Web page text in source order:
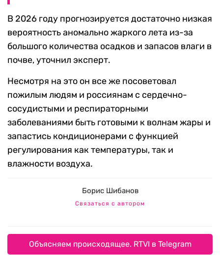
В 2026 году прогнозируется достаточно низкая
вероятность аномально жаркого лета из-за
большого количества осадков и запасов влаги в
почве, уточнил эксперт.
Несмотря на это он все же посоветовал
пожилым людям и россиянам с сердечно-
сосудистыми и респираторными
заболеваниями быть готовыми к волнам жары и
запастись кондиционерами с функцией
регулирования как температуры, так и
влажности воздуха.
Борис Шибанов
Связаться с автором
Объясняем происходящее. RTVI в Telegram